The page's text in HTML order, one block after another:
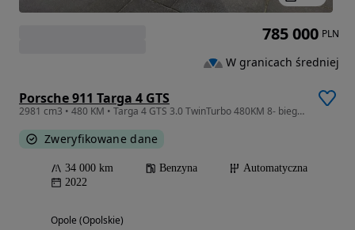
Porsche 911 Targa 4 GTS
2981 cm3 • 480 KM • Targa 4 GTS 3.0 TwinTurbo 480KM 8- biegowa skrzynia PDK
Zweryfikowane dane
34 000 km Benzyna
Automatyczna
2022
Opole (Opolskie)
785 000 PLN
W granicach średniej